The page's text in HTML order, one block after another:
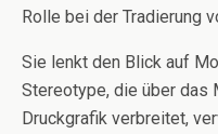
Rolle bei der Tradierung
Sie lenkt den Blick auf
Stereotype, die über das
Druckgrafik verbreitet,